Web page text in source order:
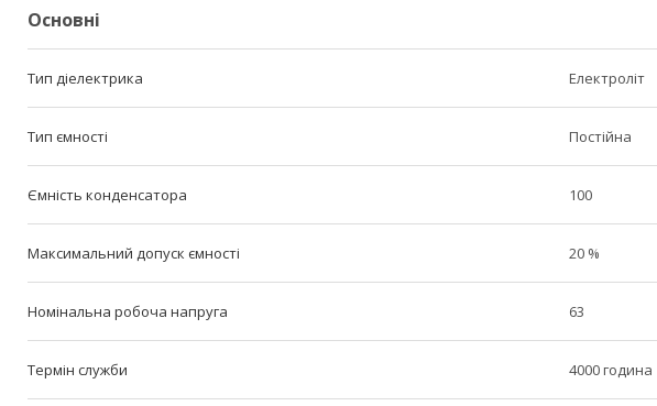
Основні
Тип діелектрика Електроліт
Тип ємності Постійна
Ємність конденсатора 100
Максимальний допуск ємності 20 %
Номінальна робоча напруга 63
Термін служби 4000 година